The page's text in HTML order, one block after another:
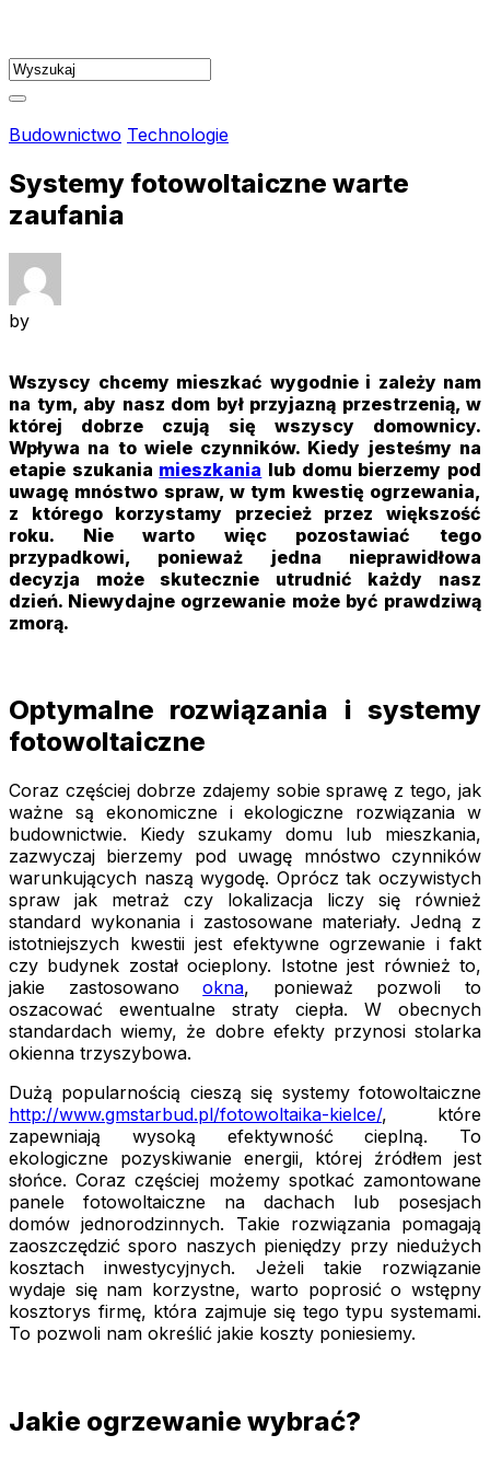
content
Budownictwo Technologie
Systemy fotowoltaiczne warte
zaufania
by
Wszyscy chcemy mieszkać wygodnie i zależy nam
na tym, aby nasz dom był przyjazną przestrzenią, w
której dobrze czują się wszyscy domownicy.
Wpływa na to wiele czynników. Kiedy jesteśmy na
etapie szukania mieszkania lub domu bierzemy pod
uwagę mnóstwo spraw, w tym kwestię ogrzewania,
z którego korzystamy przecież przez większość
roku. Nie warto więc pozostawiać tego
przypadkowi, ponieważ jedna nieprawidłowa
decyzja może skutecznie utrudnić każdy nasz
dzień. Niewydajne ogrzewanie może być prawdziwą
zmorą.
Optymalne rozwiązania i systemy
fotowoltaiczne
Coraz częściej dobrze zdajemy sobie sprawę z tego, jak
ważne są ekonomiczne i ekologiczne rozwiązania w
budownictwie. Kiedy szukamy domu lub mieszkania,
zazwyczaj bierzemy pod uwagę mnóstwo czynników
warunkujących naszą wygodę. Oprócz tak oczywistych
spraw jak metraż czy lokalizacja liczy się również
standard wykonania i zastosowane materiały. Jedną z
istotniejszych kwestii jest efektywne ogrzewanie i fakt
czy budynek został ocieplony. Istotne jest również to,
jakie zastosowanookna, ponieważ pozwoli to
oszacować ewentualne straty ciepła. W obecnych
standardach wiemy, że dobre efekty przynosi stolarka
okienna trzyszybowa.
Dużą popularnością cieszą się systemy fotowoltaiczne
http://www.gmstarbud.pl/fotowoltaika-kielce/, które
zapewniają wysoką efektywność cieplną. To
ekologiczne pozyskiwanie energii, której źródłem jest
słońce. Coraz częściej możemy spotkać zamontowane
panele fotowoltaiczne na dachach lub posesjach
domów jednorodzinnych. Takie rozwiązania pomagają
zaoszczędzić sporo naszych pieniędzy przy niedużych
kosztach inwestycyjnych. Jeżeli takie rozwiązanie
wydaje się nam korzystne, warto poprosić o wstępny
kosztorys firmę, która zajmuje się tego typu systemami.
To pozwoli nam określić jakie koszty poniesiemy.
Jakie ogrzewanie wybrać?